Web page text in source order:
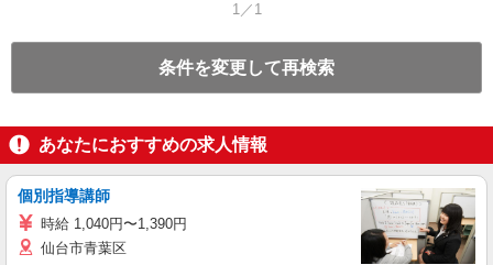
1／1
条件を変更して再検索
あなたにおすすめの求人情報
個別指導講師
時給 1,040円〜1,390円
仙台市青葉区